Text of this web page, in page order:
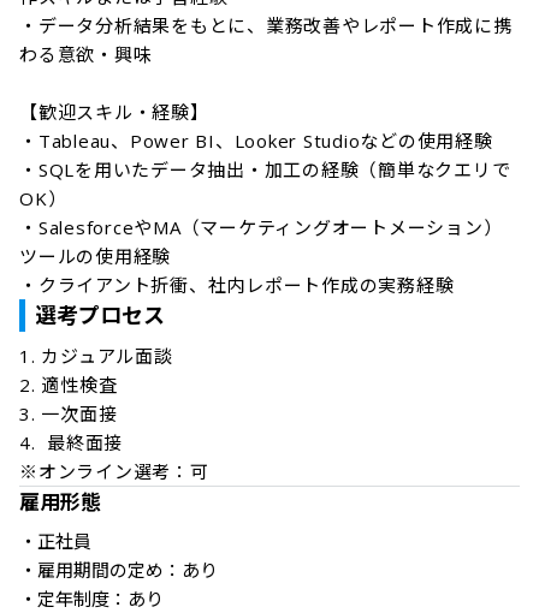
・データ分析結果をもとに、業務改善やレポート作成に携
わる意欲・興味
【歓迎スキル・経験】
・Tableau、Power BI、Looker Studioなどの使用経験
・SQLを用いたデータ抽出・加工の経験（簡単なクエリで
OK）
・SalesforceやMA（マーケティングオートメーション）
ツールの使用経験
・クライアント折衝、社内レポート作成の実務経験
選考プロセス
1. カジュアル面談
2. 適性検査
3. 一次面接
4.  最終面接
※オンライン選考：可
雇用形態
・正社員
・雇用期間の定め：あり
・定年制度：あり